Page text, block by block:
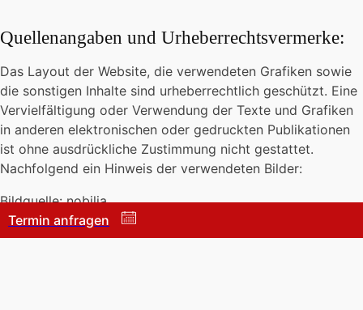
Termin anfragen
Quellenangaben und Urheberrechtsvermerke:
Das Layout der Website, die verwendeten Grafiken sowie
die sonstigen Inhalte sind urheberrechtlich geschützt. Eine
Vervielfältigung oder Verwendung der Texte und Grafiken
in anderen elektronischen oder gedruckten Publikationen
ist ohne ausdrückliche Zustimmung nicht gestattet.
Nachfolgend ein Hinweis der verwendeten Bilder:
Bildquelle: nobilia